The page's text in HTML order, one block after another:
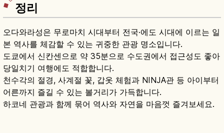
정리
오다와라성은 무로마치 시대부터 전국·에도 시대에 이르는 일
본 역사를 체감할 수 있는 귀중한 관광 명소입니다.
도쿄에서 신칸센으로 약 35분으로 수도권에서 접근성도 좋아
당일치기 여행에도 적합합니다.
천수각의 절경, 사계절 꽃, 갑옷 체험과 NINJA관 등 아이부터
어른까지 즐길 수 있는 볼거리가 가득합니다.
하코네 관광과 함께 묶어 역사와 자연을 마음껏 즐겨보세요.